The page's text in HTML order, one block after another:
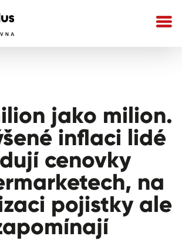
jako milion.
inflaci lidé
cenovky
na
pojistky ale